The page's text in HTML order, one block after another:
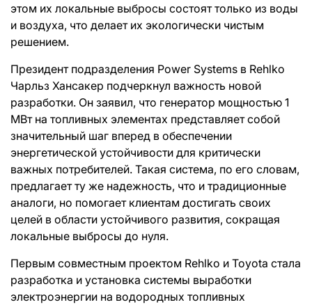
этом их локальные выбросы состоят только из воды
и воздуха, что делает их экологически чистым
решением.
Президент подразделения Power Systems в Rehlko
Чарльз Хансакер подчеркнул важность новой
разработки. Он заявил, что генератор мощностью 1
МВт на топливных элементах представляет собой
значительный шаг вперед в обеспечении
энергетической устойчивости для критически
важных потребителей. Такая система, по его словам,
предлагает ту же надежность, что и традиционные
аналоги, но помогает клиентам достигать своих
целей в области устойчивого развития, сокращая
локальные выбросы до нуля.
Первым совместным проектом Rehlko и Toyota стала
разработка и установка системы выработки
электроэнергии на водородных топливных